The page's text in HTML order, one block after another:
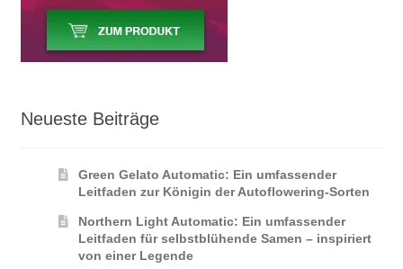
Neueste Beiträge
Green Gelato Automatic: Ein umfassender
Leitfaden zur Königin der Autoflowering‑Sorten
Northern Light Automatic: Ein umfassender
Leitfaden für selbstblühende Samen – inspiriert
von einer Legende